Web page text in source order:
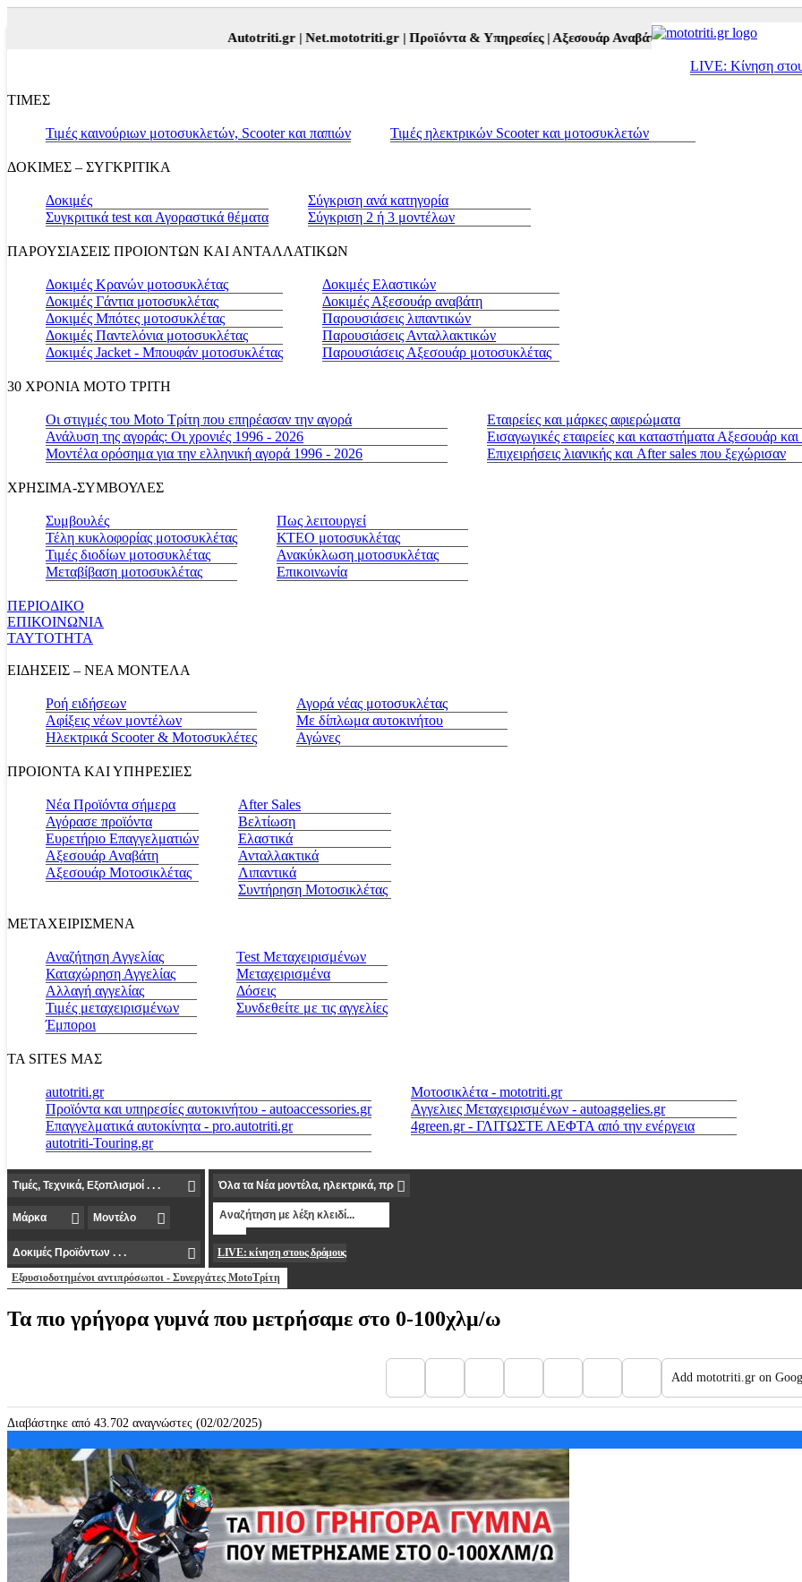
Autotriti.gr |Net.mototriti.gr |Προϊόντα & Υπηρεσίες |Αξεσουάρ Αναβάτη και Μοτοσυκλέτας |
LIVE: Κίνηση
ΤΙΜΕΣ
Τιμές καινούριων μοτοσυκλετών, Scooter και παπιών Τιμές ηλεκτρικών Scooter και μοτοσυκλετών
ΔΟΚΙΜΕΣ – ΣΥΓΚΡΙΤΙΚΑ
Δοκιμές
Συγκριτικά test και Αγοραστικά θέματα
Σύγκριση ανά κατηγορία
Σύγκριση 2 ή 3 μοντέλων
ΠΑΡΟΥΣΙΑΣΕΙΣ ΠΡΟΙΟΝΤΩΝ ΚΑΙ ΑΝΤΑΛΛΑΤΙΚΩΝ
Δοκιμές Κρανών μοτοσυκλέτας
Δοκιμές Γάντια μοτοσυκλέτας
Δοκιμές Μπότες μοτοσυκλέτας
Δοκιμές Παντελόνια μοτοσυκλέτας
Δοκιμές Jacket - Μπουφάν μοτοσυκλέτας
Δοκιμές Ελαστικών
Δοκιμές Αξεσουάρ αναβάτη
Παρουσιάσεις λιπαντικών
Παρουσιάσεις Ανταλλακτικών
Παρουσιάσεις Αξεσουάρ μοτοσυκλέτας
30 ΧΡΟΝΙΑ MOTO ΤΡΙΤΗ
Οι στιγμές του Moto Τρίτη που επηρέασαν την αγορά
Ανάλυση της αγοράς: Οι χρονιές 1996 - 2026
Μοντέλα ορόσημα για την ελληνική αγορά 1996 - 2026
Εταιρείες και μάρκες αφιερώματα
Εισαγωγικές εταιρείες και καταστήματα Αξεσουάρ
Επιχειρήσεις λιανικής και After sales που ξεχώρισαν
ΧΡΗΣΙΜΑ-ΣΥΜΒΟΥΛΕΣ
Συμβουλές
Τέλη κυκλοφορίας μοτοσυκλέτας
Τιμές διοδίων μοτοσυκλέτας
Μεταβίβαση μοτοσυκλέτας
Πως λειτουργεί
ΚΤΕΟ μοτοσυκλέτας
Ανακύκλωση μοτοσυκλέτας
Επικοινωνία
ΠΕΡΙΟΔΙΚΟ
ΕΠΙΚΟΙΝΩΝΙΑ
ΤΑΥΤΟΤΗΤΑ
ΕΙΔΗΣΕΙΣ – ΝΕΑ ΜΟΝΤΕΛΑ
Ροή ειδήσεων
Αφίξεις νέων μοντέλων
Ηλεκτρικά Scooter & Μοτοσυκλέτες
Αγορά νέας μοτοσυκλέτας
Με δίπλωμα αυτοκινήτου
Αγώνες
ΠΡΟΙΟΝΤΑ ΚΑΙ ΥΠΗΡΕΣΙΕΣ
Νέα Προϊόντα σήμερα
Αγόρασε προϊόντα
Ευρετήριο Επαγγελματιών
Αξεσουάρ Αναβάτη
Αξεσουάρ Μοτοσικλέτας
Αfter Sales
Βελτίωση
Ελαστικά
Ανταλλακτικά
Λιπαντικά
Συντήρηση Μοτοσικλέτας
ΜΕΤΑΧΕΙΡΙΣΜΕΝΑ
Αναζήτηση Αγγελίας
Καταχώρηση Αγγελίας
Αλλαγή αγγελίας
Τιμές μεταχειρισμένων
Έμποροι
Test Μεταχειρισμένων
Μεταχειρισμένα
Δόσεις
Συνδεθείτε με τις αγγελίες
ΤΑ SITES ΜΑΣ
autotriti.gr
Προϊόντα και υπηρεσίες αυτοκινήτου - autoaccessories.gr
Επαγγελματικά αυτοκίνητα - pro.autotriti.gr
autotriti-Touring.gr
Μοτοσικλέτα - mototriti.gr
Αγγελιες Μεταχειρισμένων - autoaggelies.gr
4green.gr - ΓΛΙΤΩΣΤΕ ΛΕΦΤΑ από την ενέργεια
LIVE: κίνηση στους δρόμους
Εξουσιοδοτημένοι αντιπρόσωποι - Συνεργάτες MotoΤρίτη
Τα πιο γρήγορα γυμνά που μετρήσαμε στο 0-100χλμ/ω
Add mototriti.gr on
Διαβάστηκε από 43.702 αναγνώστες (02/02/2025)